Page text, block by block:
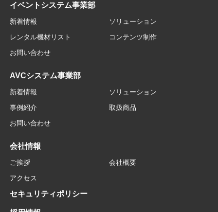
イベントシステム事業部
新着情報
ソリューション
レンタル機材リスト
コンテンツ制作
お問い合わせ
AVCシステム事業部
新着情報
ソリューション
事例紹介
取扱商品
お問い合わせ
会社情報
ご挨拶
会社概要
アクセス
セキュリティポリシー